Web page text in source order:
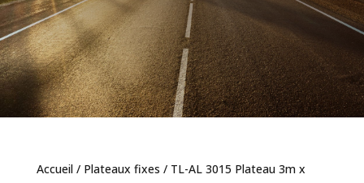
Accueil/ Plateaux fixes / TL-AL 3015 Plateau 3m x